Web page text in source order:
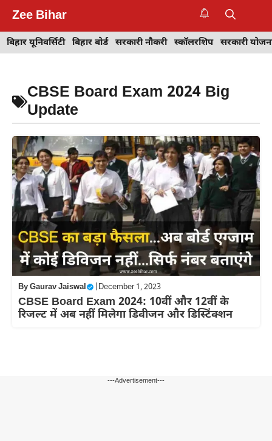
content
Zee Bihar
बिहार यूनिवर्सिटी बिहार बोर्ड सरकारी नौकरी स्कॉलरशिप सरकारी
CBSE Board Exam 2024 Big
Update
ByGaurav Jaiswal December 1, 2023
CBSE Board Exam 2024: 10वीं और 12वीं के
रिजल्ट में अब नहीं मिलेगा डिवीजन और डिस्टिंक्शन
---Advertisement---